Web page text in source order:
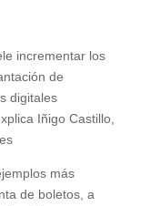
incrementar los
de
digitales
Iñigo Castillo,
más
de boletos, a